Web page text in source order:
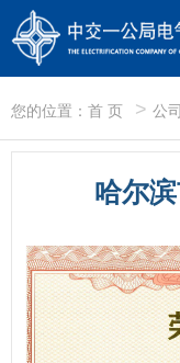
您的位置： 首 页 > 公
哈尔